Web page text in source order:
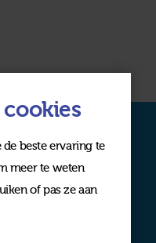
beste ervaring te
meer te weten
of pas ze aan